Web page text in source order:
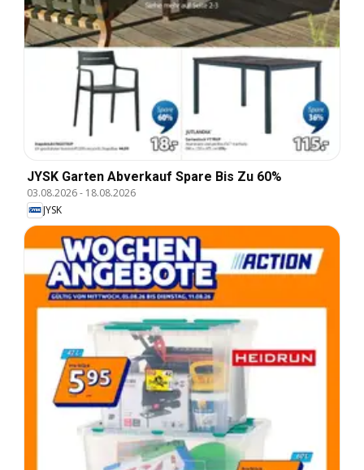
JYSK Garten Abverkauf Spare Bis Zu 60%
03.08.2026- 18.08.2026
JYSK